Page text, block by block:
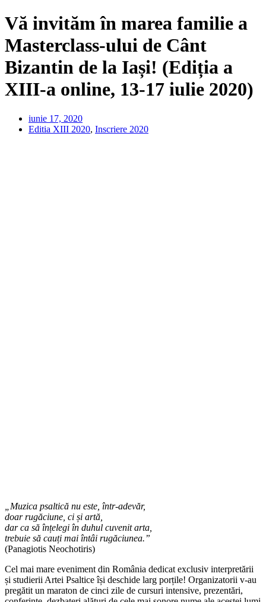
Vă invităm în marea familie a
Masterclass-ului de Cânt
Bizantin de la Iași! (Ediția a
XIII-a online, 13-17 iulie 2020)
iunie 17, 2020
Editia XIII 2020, Inscriere 2020
„Muzica psaltică nu este, într-adevăr,
doar rugăciune, ci și artă,
dar ca să înțelegi în duhul cuvenit arta,
trebuie să cauți mai întâi rugăciunea.”
(Panagiotis Neochotiris)
Cel mai mare eveniment din România dedicat exclusiv interpretării
și studierii Artei Psaltice își deschide larg porțile! Organizatorii v-au
pregătit un maraton de cinci zile de cursuri intensive, prezentări,